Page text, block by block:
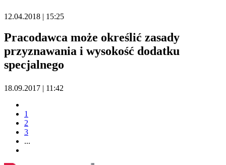
12.04.2018 | 15:25
Pracodawca może określić zasady
przyznawania i wysokość dodatku
specjalnego
18.09.2017 | 11:42
1
2
3
...